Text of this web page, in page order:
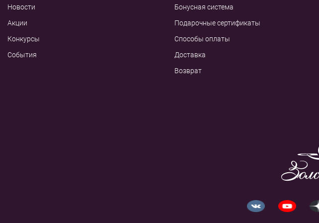
Новости
Акции
Конкурсы
События
Бонусная система
Подарочные сертификаты
Способы оплаты
Доставка
Возврат